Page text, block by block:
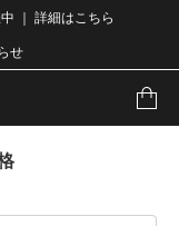
｜ 詳細はこちら
せ